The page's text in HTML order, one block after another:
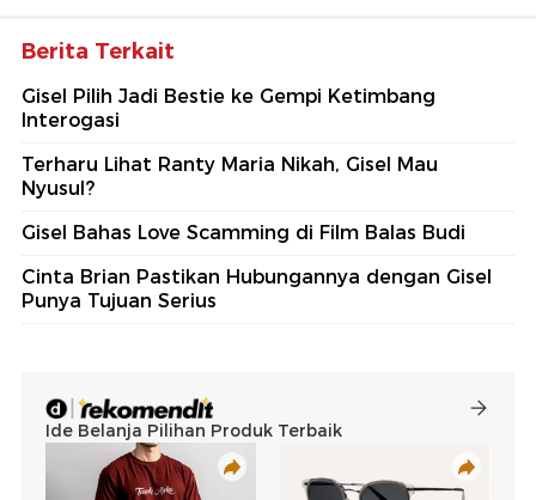
Berita Terkait
Gisel Pilih Jadi Bestie ke Gempi Ketimbang
Interogasi
Terharu Lihat Ranty Maria Nikah, Gisel Mau
Nyusul?
Gisel Bahas Love Scamming di Film Balas Budi
Cinta Brian Pastikan Hubungannya dengan Gisel
Punya Tujuan Serius